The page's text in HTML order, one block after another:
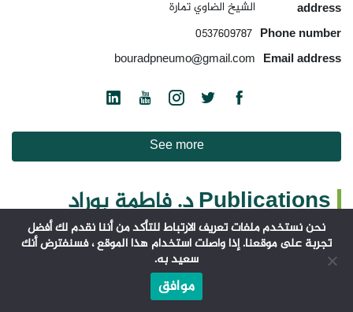
الشيخ الضاوي تمارة
address
0537609787 Phone number
bouradpneumo@gmail.com Email address
See more
Publications د. فاطمة بوراد
نحن نستخدم ملفات تعريف الارتباط للتأكد من أننا نقدم لك أفضل
تجربة على موقعنا. إذا واصلت استخدام هذا الموقع ، فسنفترض أنك
سعيد به.
موافق